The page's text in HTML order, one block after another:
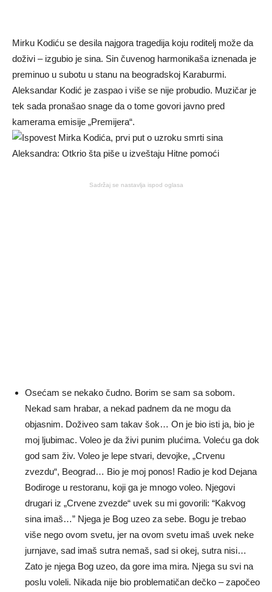
Mirku Kodiću se desila najgora tragedija koju roditelj može da
doživi – izgubio je sina. Sin čuvenog harmonikaša iznenada je
preminuo u subotu u stanu na beogradskoj Karaburmi.
Aleksandar Kodić je zaspao i više se nije probudio. Muzičar je
tek sada pronašao snage da o tome govori javno pred
kamerama emisije „Premijera“.
Sadržaj se nastavlja ispod oglasa
Osećam se nekako čudno. Borim se sam sa sobom.
Nekad sam hrabar, a nekad padnem da ne mogu da
objasnim. Doživeo sam takav šok… On je bio isti ja, bio je
moj ljubimac. Voleo je da živi punim plućima. Voleću ga dok
god sam živ. Voleo je lepe stvari, devojke, „Crvenu
zvezdu“, Beograd… Bio je moj ponos! Radio je kod Dejana
Bodiroge u restoranu, koji ga je mnogo voleo. Njegovi
drugari iz „Crvene zvezde“ uvek su mi govorili: “Kakvog
sina imaš…” Njega je Bog uzeo za sebe. Bogu je trebao
više nego ovom svetu, jer na ovom svetu imaš uvek neke
jurnjave, sad imaš sutra nemaš, sad si okej, sutra nisi…
Zato je njega Bog uzeo, da gore ima mira. Njega su svi na
poslu voleli. Nikada nije bio problematičan dečko – započeo